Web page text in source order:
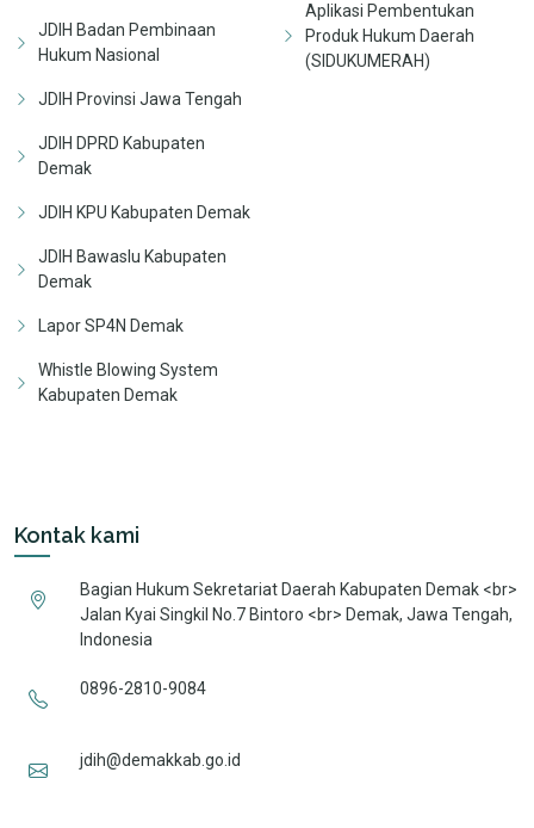
JDIH Badan Pembinaan
Hukum Nasional
JDIH Provinsi Jawa Tengah
JDIH DPRD Kabupaten
Demak
JDIH KPU Kabupaten Demak
JDIH Bawaslu Kabupaten
Demak
Lapor SP4N Demak
Whistle Blowing System
Kabupaten Demak
Aplikasi Pembentukan
Produk Hukum Daerah
(SIDUKUMERAH)
Kontak kami
Bagian Hukum Sekretariat Daerah Kabupaten Demak <br>
Jalan Kyai Singkil No.7 Bintoro <br> Demak, Jawa Tengah,
Indonesia
0896-2810-9084
jdih@demakkab.go.id